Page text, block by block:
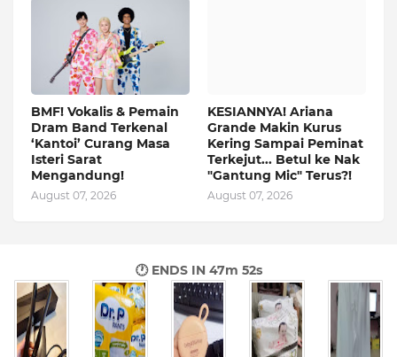
BMF! Vokalis & Pemain
Dram Band Terkenal
‘Kantoi’ Curang Masa
Isteri Sarat
Mengandung!
August 07, 2026
KESIANNYA! Ariana
Grande Makin Kurus
Kering Sampai Peminat
Terkejut... Betul ke Nak
"Gantung Mic" Terus?!
August 07, 2026
🕐 ENDS IN47m 51s